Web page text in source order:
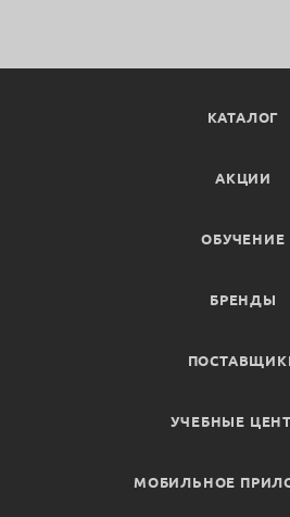
КАТАЛОГ
АКЦИИ
ОБУЧЕНИЕ
БРЕНДЫ
УЧЕБНЫЕ
МОБИЛЬНОЕ